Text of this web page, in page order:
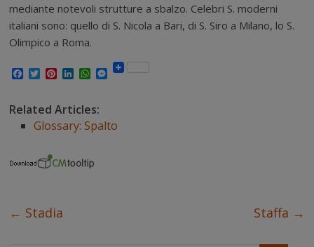
mediante notevoli strutture a sbalzo. Celebri S. moderni
italiani sono: quello di S. Nicola a Bari, di S. Siro a Milano, lo S.
Olimpico a Roma.
F
e
b
o
T
t
t
e
P
t
e
r
t
L
k
e
d
W
t
s
A
M
e
n
Related Articles:
Glossary: Spalto
← Stadia Staffa →